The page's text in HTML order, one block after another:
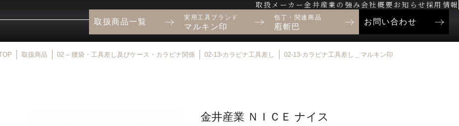
取扱メーカー金井産業の強み 会社概要お知らせ 採用情報
取扱商品一覧 実用工具ブランド
マルキン印
包丁・関連商品
庖斬巴
お問い合わせ
取扱商品 02 – 腰袋・工具差し及びケース・カラビナ関係 02-13-カラビナ工具差し 02-13-カラビナ工具差し＿マルキン印
金井産業 ＮＩＣＥ ナイス